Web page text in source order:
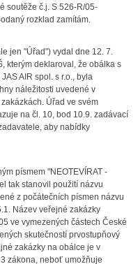
soutěže č.j. S 526-R/05-
rozklad zamítám.
jen "Úřad") vydal dne 12. 7.
kterým deklaroval, že obálka s
AIR spol. s r.o., byla
náležitosti uvedené v
Úřad ve svém
na čl. 10, bod 10.9. zadávací
aby nabídky
písmem "NEOTEVÍRAT -
tak stanovil použití názvu
z počátečních písmen názvu
Název veřejné zakázky
ve vymezených částech České
skutečností prvostupňový
zakázky na obálce je v
zákona, neboť umožňuje